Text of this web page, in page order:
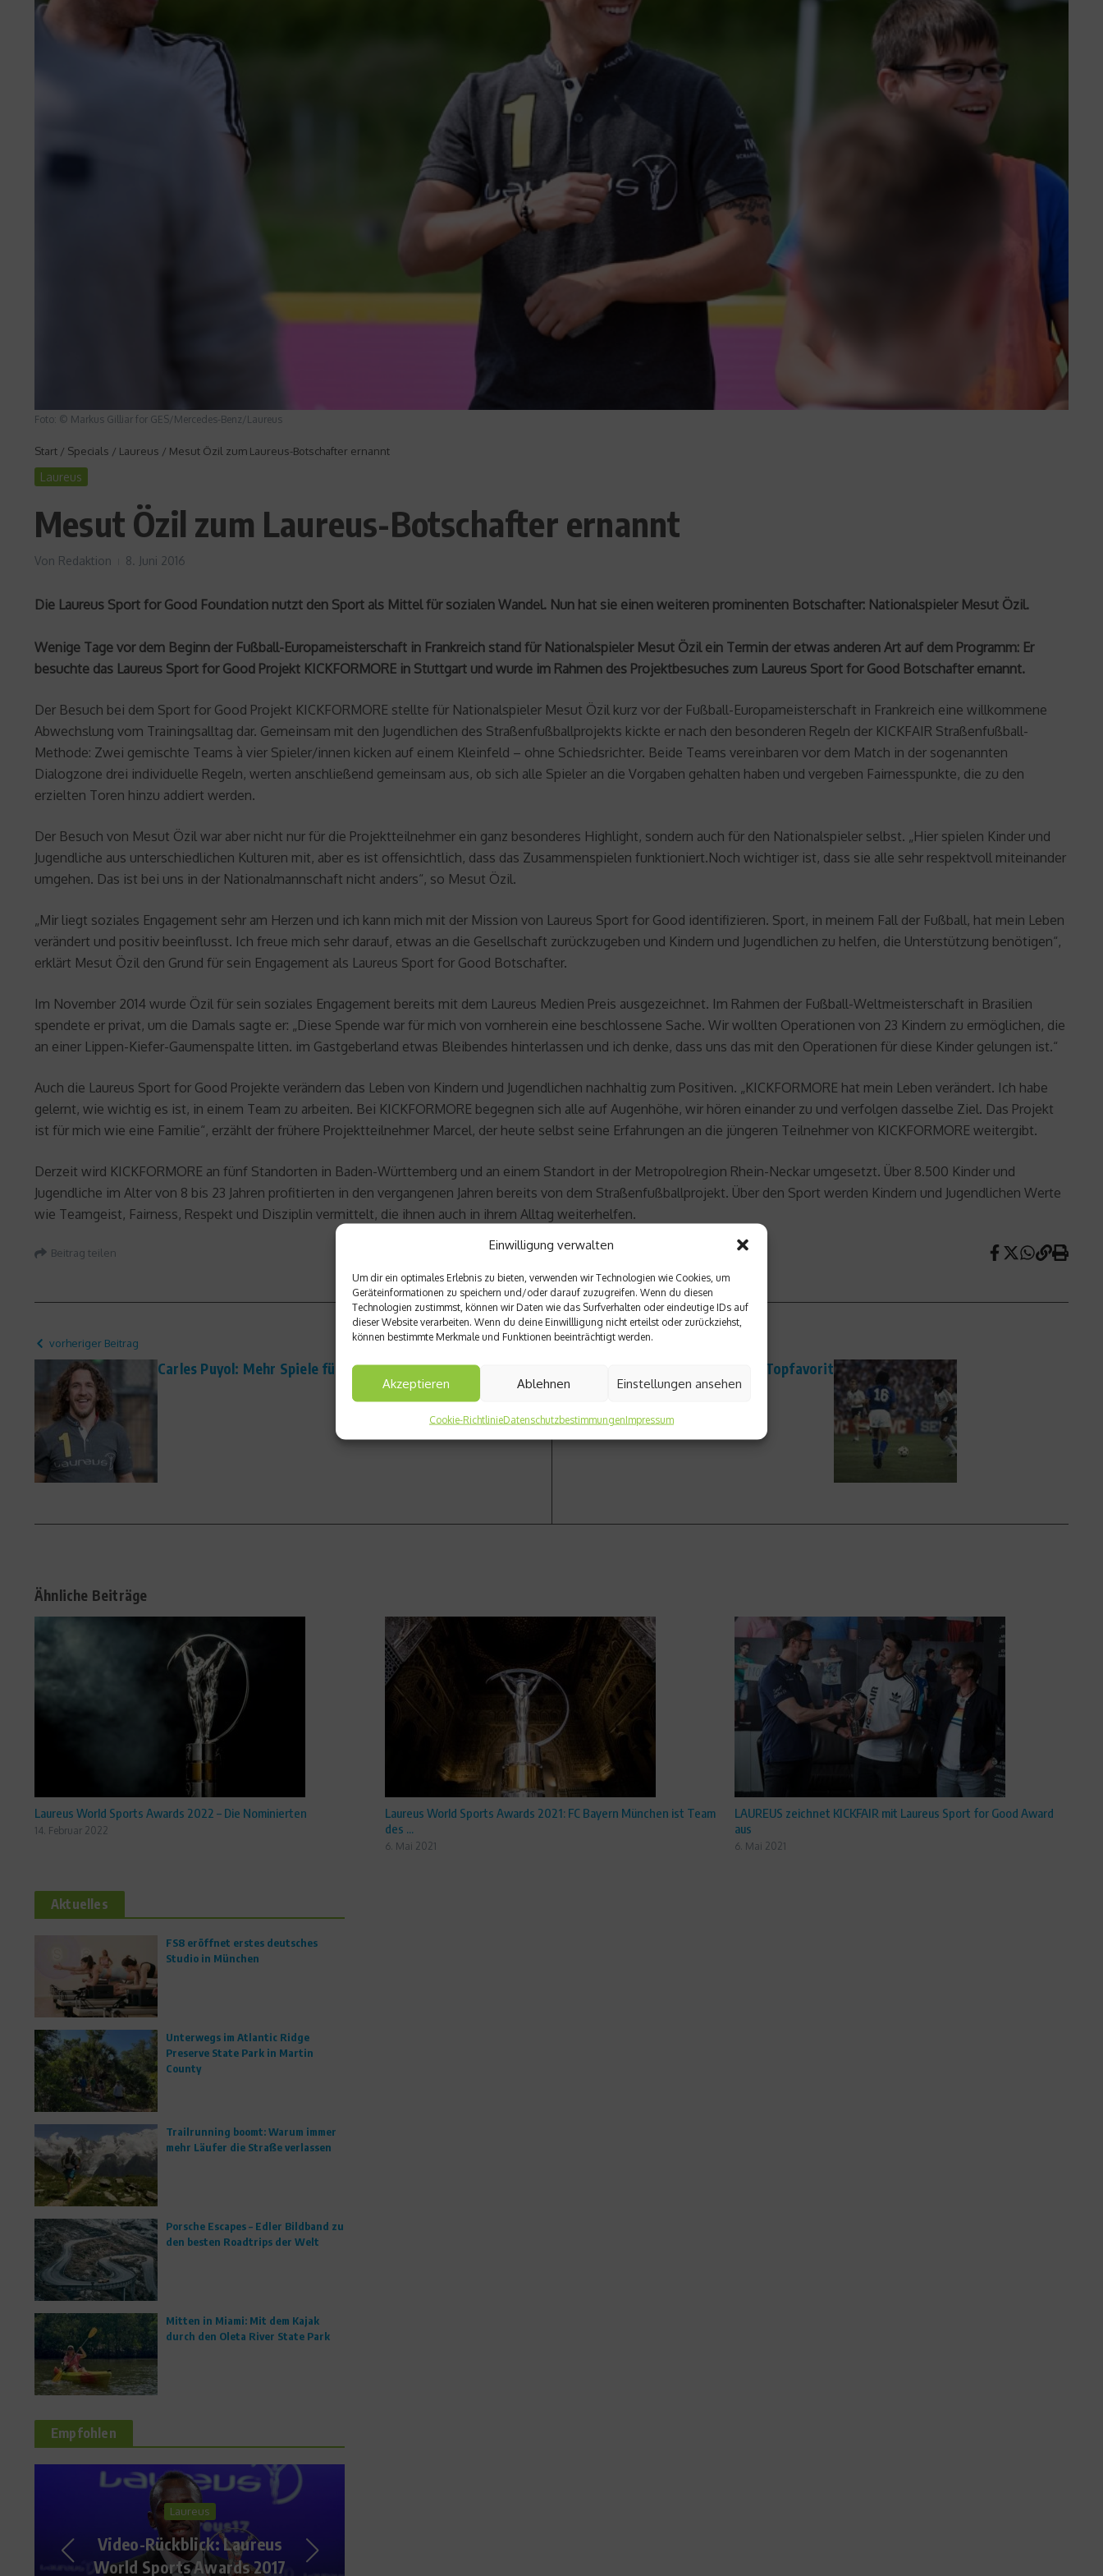
Einwilligung verwalten
Um dir ein optimales Erlebnis zu bieten, verwenden wir Technologien wie Cookies, um
Geräteinformationen zu speichern und/oder darauf zuzugreifen. Wenn du diesen
Technologien zustimmst, können wir Daten wie das Surfverhalten oder eindeutige IDs auf
dieser Website verarbeiten. Wenn du deine Einwillligung nicht erteilst oder zurückziehst,
können bestimmte Merkmale und Funktionen beeinträchtigt werden.
Akzeptieren Ablehnen Einstellungen ansehen
Cookie-RichtlinieDatenschutzbestimmungenImpressum
Foto: © Markus Gilliar for GES/Mercedes-Benz/Laureus
Start / Specials / Laureus / Mesut Özil zum Laureus-Botschafter ernannt
Laureus
Mesut Özil zum Laureus-Botschafter ernannt
Von Redaktion 8. Juni 2016
Die Laureus Sport for Good Foundation nutzt den Sport als Mittel für sozialen Wandel. Nun hat sie einen weiteren prominenten Botschafter: Nationalspieler Mesut Özil.
Wenige Tage vor dem Beginn der Fußball-Europameisterschaft in Frankreich stand für Nationalspieler Mesut Özil ein Termin der etwas anderen Art auf dem Programm: Er
besuchte das Laureus Sport for Good Projekt KICKFORMORE in Stuttgart und wurde im Rahmen des Projektbesuches zum Laureus Sport for Good Botschafter ernannt.
Der Besuch bei dem Sport for Good Projekt KICKFORMORE stellte für Nationalspieler Mesut Özil kurz vor der Fußball-Europameisterschaft in Frankreich eine willkommene
Abwechslung vom Trainingsalltag dar. Gemeinsam mit den Jugendlichen des Straßenfußballprojekts kickte er nach den besonderen Regeln der KICKFAIR Straßenfußball-
Methode: Zwei gemischte Teams à vier Spieler/innen kicken auf einem Kleinfeld – ohne Schiedsrichter. Beide Teams vereinbaren vor dem Match in der sogenannten
Dialogzone drei individuelle Regeln, werten anschließend gemeinsam aus, ob sich alle Spieler an die Vorgaben gehalten haben und vergeben Fairnesspunkte, die zu den
erzielten Toren hinzu addiert werden.
Der Besuch von Mesut Özil war aber nicht nur für die Projektteilnehmer ein ganz besonderes Highlight, sondern auch für den Nationalspieler selbst. „Hier spielen Kinder und
Jugendliche aus unterschiedlichen Kulturen mit, aber es ist offensichtlich, dass das Zusammenspielen funktioniert.Noch wichtiger ist, dass sie alle sehr respektvoll miteinander
umgehen. Das ist bei uns in der Nationalmannschaft nicht anders“, so Mesut Özil.
„Mir liegt soziales Engagement sehr am Herzen und ich kann mich mit der Mission von Laureus Sport for Good identifizieren. Sport, in meinem Fall der Fußball, hat mein Leben
verändert und positiv beeinflusst. Ich freue mich sehr darauf, etwas an die Gesellschaft zurückzugeben und Kindern und Jugendlichen zu helfen, die Unterstützung benötigen“,
erklärt Mesut Özil den Grund für sein Engagement als Laureus Sport for Good Botschafter.
Im November 2014 wurde Özil für sein soziales Engagement bereits mit dem Laureus Medien Preis ausgezeichnet. Im Rahmen der Fußball-Weltmeisterschaft in Brasilien
spendete er privat, um die Damals sagte er: „Diese Spende war für mich von vornherein eine beschlossene Sache. Wir wollten Operationen von 23 Kindern zu ermöglichen, die
an einer Lippen-Kiefer-Gaumenspalte litten. im Gastgeberland etwas Bleibendes hinterlassen und ich denke, dass uns das mit den Operationen für diese Kinder gelungen ist.“
Auch die Laureus Sport for Good Projekte verändern das Leben von Kindern und Jugendlichen nachhaltig zum Positiven. „KICKFORMORE hat mein Leben verändert. Ich habe
gelernt, wie wichtig es ist, in einem Team zu arbeiten. Bei KICKFORMORE begegnen sich alle auf Augenhöhe, wir hören einander zu und verfolgen dasselbe Ziel. Das Projekt
ist für mich wie eine Familie“, erzählt der frühere Projektteilnehmer Marcel, der heute selbst seine Erfahrungen an die jüngeren Teilnehmer von KICKFORMORE weitergibt.
Derzeit wird KICKFORMORE an fünf Standorten in Baden-Württemberg und an einem Standort in der Metropolregion Rhein-Neckar umgesetzt. Über 8.500 Kinder und
Jugendliche im Alter von 8 bis 23 Jahren profitierten in den vergangenen Jahren bereits von dem Straßenfußballprojekt. Über den Sport werden Kindern und Jugendlichen Werte
wie Teamgeist, Fairness, Respekt und Disziplin vermittelt, die ihnen auch in ihrem Alltag weiterhelfen.
Beitrag teilen
vorheriger Beitrag
Carles Puyol: Mehr Spiele für die Fans
Nächster Beitrag
Hansi Müller: Deutschland ist der Topfavorit
Ähnliche Beiträge
Laureus World Sports Awards 2022 – Die Nominierten
14. Februar 2022
Laureus World Sports Awards 2021: FC Bayern München ist Team
des ...
6. Mai 2021
LAUREUS zeichnet KICKFAIR mit Laureus Sport for Good Award
aus
6. Mai 2021
Aktuelles
FS8 eröffnet erstes deutsches
Studio in München
Unterwegs im Atlantic Ridge
Preserve State Park in Martin
County
Trailrunning boomt: Warum immer
mehr Läufer die Straße verlassen
Porsche Escapes – Edler Bildband zu
den besten Roadtrips der Welt
Mitten in Miami: Mit dem Kajak
durch den Oleta River State Park
Empfohlen
Sports Inside
Laufspiel oder Standspiel –
Wie lange spielen Sportler